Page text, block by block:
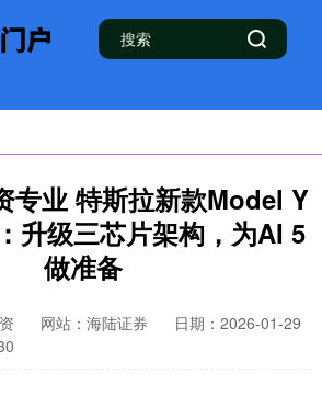
专业 特斯拉新款Model Y
升级三芯片架构，为AI 5
做准备
网站：海陆证券
日期：2026-01-29